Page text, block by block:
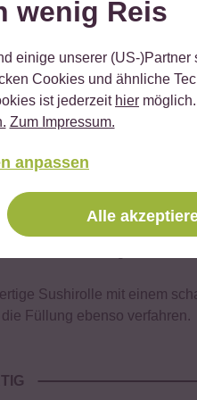
legen. Die Hände mit
verteilen.
Mango und Lachsfilet in
und ca. 75 g
Sushirolle mit einem
Füllung ebenso verfahren.
wenig Reis
einige unserer (US-)Partner
Cookies und ähnliche
ist jederzeit hier möglich.
Zum Impressum.
anpassen
Alle